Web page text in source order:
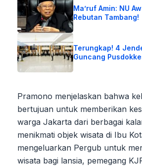
Ma’ruf Amin: NU
Rebutan Tambang!
Terungkap! 4
Guncang
Pramono menjelaskan bahwa
bertujuan untuk memberikan
warga Jakarta dari berbagai
menikmati objek wisata di Ibu
mengeluarkan Pergub untuk
wisata bagi lansia, pemegang